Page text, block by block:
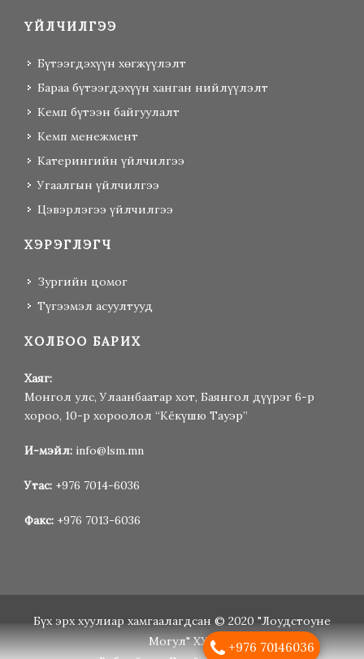
ҮЙЛЧИЛГЭЭ
Бүтээгдэхүүн хөгжүүлэлт
Бараа бүтээгдэхүүн ханган нийлүүлэлт
Кемп бүтээн байгуулалт
Кемп менежмент
Катерингийн үйлчилгээ
Угаалгын үйлчилгээ
Цэвэрлэгээ үйлчилгээ
ХЭРЭГЛЭГЧ
Зургийн цомог
Түгээмэл асуултууд
ХОЛБОО БАРИХ
Хаяг:
Монгол улс, Улаанбаатар хот, Баянгол дүүрэг 6-р
хороо, 10-р хороолол “Кёкүшю Тауэр”
И-мэйл: info@lsm.mn
Утас: +976 7014-6036
Факс: +976 7013-6036
Бүх эрх хуулиар хамгаалагдсан © 2020 "Лоудстоуне
Могул" ХХК
+976 70146036